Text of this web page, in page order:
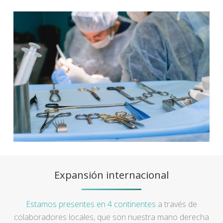
Expansión internacional
Estamos presentes en 4 continentes a través de
colaboradores locales, que son nuestra mano derecha